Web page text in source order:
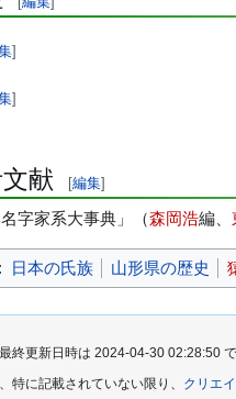
]
]
献 [編集]
名字家系大事典」（森岡浩編、
: 日本の氏族 山形県の歴史
終更新日時は 2024-04-30 02:28:50 で
特に記載されていない限り、 クリエ